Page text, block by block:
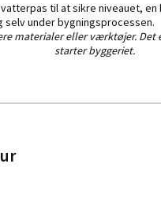
til at sikre niveauet,
under bygningsprocessen.
materialer eller værktøjer.
starter byggeriet.